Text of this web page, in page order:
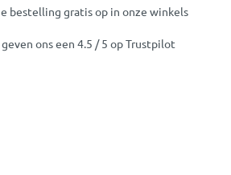
bestelling gratis op in onze winkels
ons een 4.5 / 5 op Trustpilot